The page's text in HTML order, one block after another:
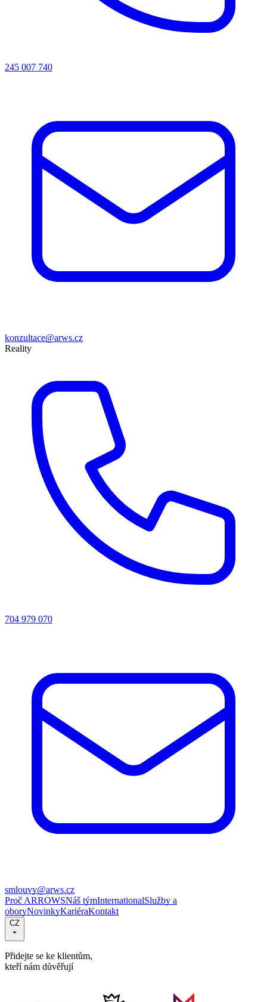
245 007 740
konzultace@arws.cz
Reality
704 979 070
smlouvy@arws.cz
Proč ARROWSNáš týmInternationalSlužby a
oboryNovinkyKariéraKontakt
CZ
Přidejte se ke klientům,
kteří nám důvěřují